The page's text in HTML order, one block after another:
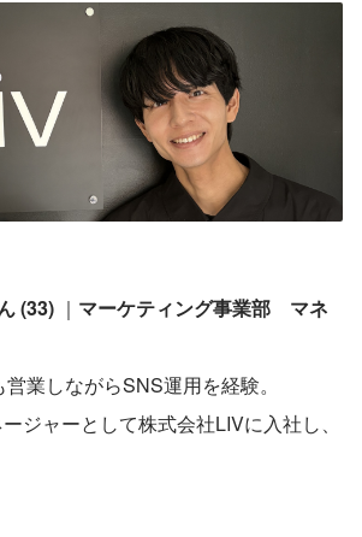
(33) ｜ マーケティング事業部　マネ
業しながらSNS運用を経験。
ジャーとして株式会社LIVに入社し、